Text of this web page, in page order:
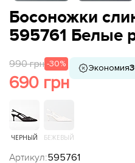
Босоножки
595761 Белые
990 грн -30%
690 грн
Экономия
ЧЕРНЫЙ БЕЖЕВЫЙ
Артикул:595761